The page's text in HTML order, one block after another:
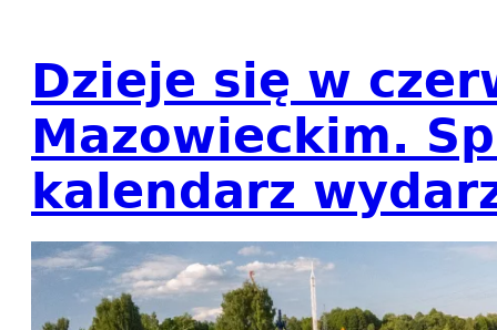
Dzieje się w
Mazowieckim.
kalendarz